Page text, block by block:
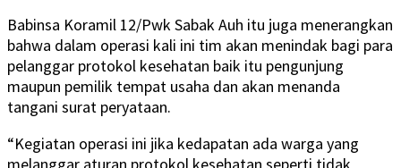
Babinsa Koramil 12/Pwk Sabak Auh itu juga menerangkan
bahwa dalam operasi kali ini tim akan menindak bagi para
pelanggar protokol kesehatan baik itu pengunjung
maupun pemilik tempat usaha dan akan menanda
tangani surat peryataan.
“Kegiatan operasi ini jika kedapatan ada warga yang